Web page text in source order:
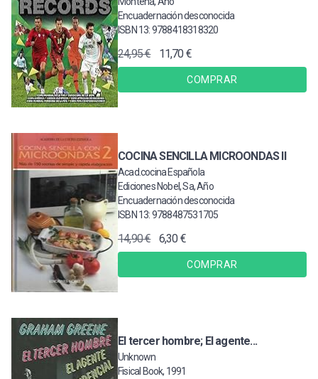
Encuadernación desconocida
ISBN 13: 9788418318320
24,95 € 11,70 €
COMPRAR
COCINA SENCILLA MICROONDAS II
Acad.cocina Española
Ediciones Nobel, Sa, Año
Encuadernación desconocida
ISBN 13: 9788487531705
14,90 € 6,30 €
COMPRAR
El tercer hombre; El agente...
Unknown
Fisical Book, 1991